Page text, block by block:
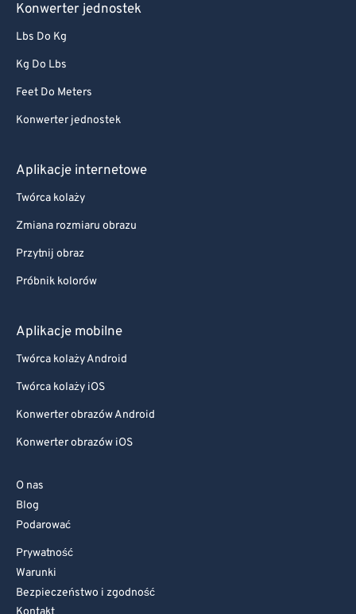
Konwerter jednostek
Lbs Do Kg
Kg Do Lbs
Feet Do Meters
Konwerter jednostek
Aplikacje internetowe
Twórca kolaży
Zmiana rozmiaru obrazu
Przytnij obraz
Próbnik kolorów
Aplikacje mobilne
Twórca kolaży Android
Twórca kolaży iOS
Konwerter obrazów Android
Konwerter obrazów iOS
O nas
Blog
Podarować
Prywatność
Warunki
Bezpieczeństwo i zgodność